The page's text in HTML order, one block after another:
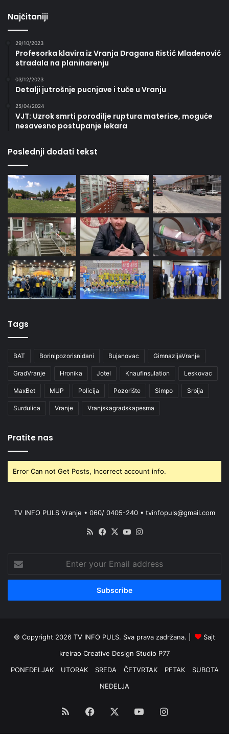
Najčitaniji
29/10/2023
Profesorka klavira iz Vranja Dragana Ristić Mladenović
stradala na planinarenju
03/12/2023
Detalji jutrošnje pucnjave i tuče u Vranju
25/04/2024
VJT: Uzrok smrti porodilje ruptura materice, moguće
nesavesno postupanje lekara
Poslednji dodati tekst
Tags
BAT Borinipozorisnidani Bujanovac GimnazijaVranje
GradVranje Hronika Jotel KnaufInsulation Leskovac
MaxBet MUP Policija Pozorište Simpo Srbija
Surdulica Vranje Vranjskagradskapesma
Pratite nas
Error Can not Get Posts, Incorrect account info.
TV INFO PULS Vranje • 060/ 0405-240 • tvinfopuls@gmail.com
RSS Facebook
X YouTube
your
Email
© Copyright 2026 TV INFO PULS. Sva prava zadržana. |
Sajt
kreirao Creative Design Studio P77
PONEDELJAK
UTORAK SREDA ČETVRTAK PETAK
SUBOTA
NEDELJA
RSS Facebook YouTubeInstagram